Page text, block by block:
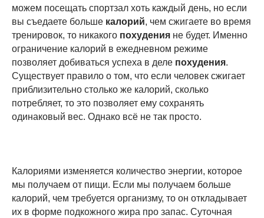
можем посещать спортзал хоть каждый день, но если
вы съедаете больше калорий, чем сжигаете во время
тренировок, то никакого похудения не будет. Именно
ограничение калорий в ежедневном режиме
позволяет добиваться успеха в деле похудения.
Существует правило о том, что если человек сжигает
приблизительно столько же калорий, сколько
потребляет, то это позволяет ему сохранять
одинаковый вес. Однако всё не так просто.
Калориями изменяется количество энергии, которое
мы получаем от пищи. Если мы получаем больше
калорий, чем требуется организму, то он откладывает
их в форме подкожного жира про запас. Суточная